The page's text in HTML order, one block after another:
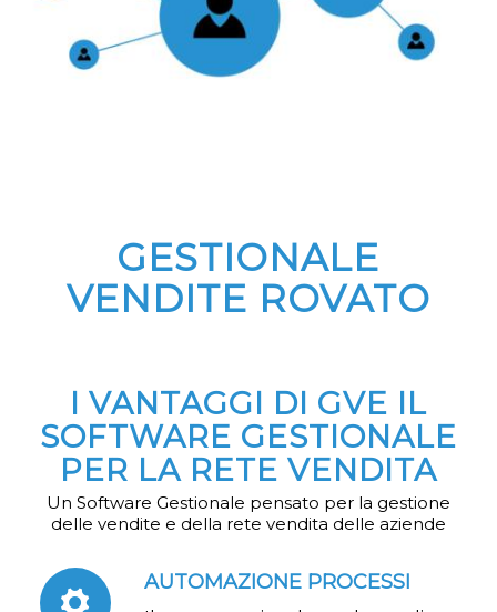
GESTIONALE
VENDITE ROVATO
I VANTAGGI DI GVE IL
SOFTWARE GESTIONALE
PER LA RETE VENDITA
Un Software Gestionale pensato per la gestione
delle vendite e della rete vendita delle aziende
AUTOMAZIONE PROCESSI